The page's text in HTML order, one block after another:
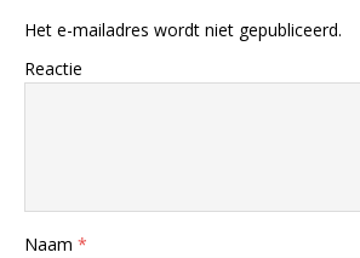
Het e-mailadres wordt niet gepubliceerd.
Reactie
Naam *